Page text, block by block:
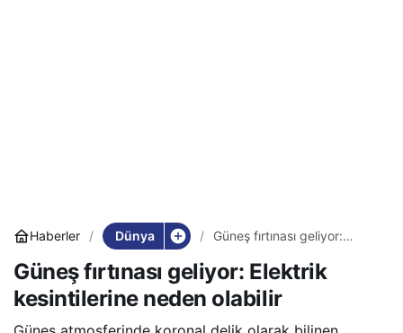
Haberler Dünya
Güneş fırtınası geliyor:
olabilir
Güneş fırtınası geliyor: Elektrik
kesintilerine neden olabilir